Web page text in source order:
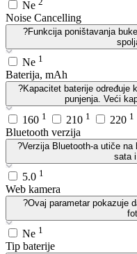
Ne
Noise Cancelling
?Funkcija poništavanja
Ne 1
Baterija, mAh
?Kapacitet baterije određuje
punjenja. Veći
160 1 210 1 220 1
Bluetooth verzija
?Verzija Bluetooth-a utiče
sata i
5.0 1
Web kamera
?Ovaj parametar pokazuje
Ne 1
Tip baterije